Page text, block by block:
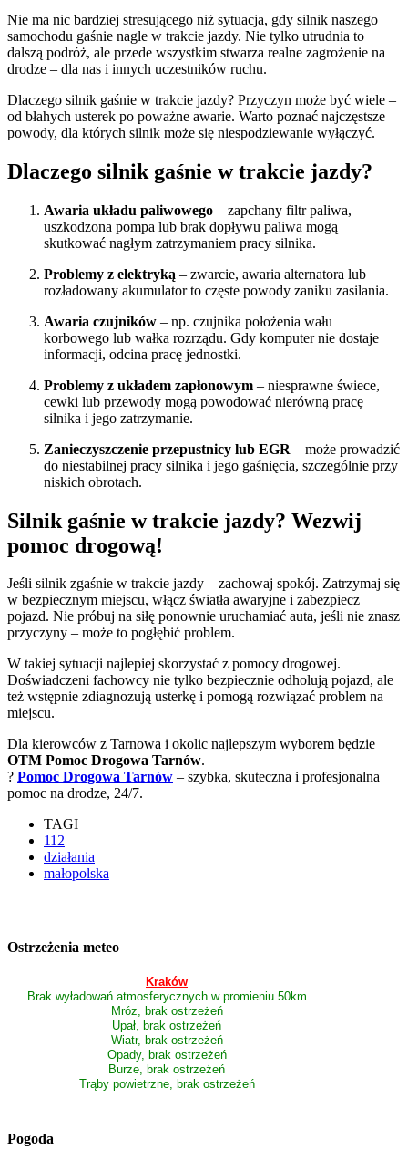
Nie ma nic bardziej stresującego niż sytuacja, gdy silnik naszego
samochodu gaśnie nagle w trakcie jazdy. Nie tylko utrudnia to
dalszą podróż, ale przede wszystkim stwarza realne zagrożenie na
drodze – dla nas i innych uczestników ruchu.
Dlaczego silnik gaśnie w trakcie jazdy? Przyczyn może być wiele –
od błahych usterek po poważne awarie. Warto poznać najczęstsze
powody, dla których silnik może się niespodziewanie wyłączyć.
Dlaczego silnik gaśnie w trakcie jazdy?
Awaria układu paliwowego – zapchany filtr paliwa,
uszkodzona pompa lub brak dopływu paliwa mogą
skutkować nagłym zatrzymaniem pracy silnika.
Problemy z elektryką – zwarcie, awaria alternatora lub
rozładowany akumulator to częste powody zaniku zasilania.
Awaria czujników – np. czujnika położenia wału
korbowego lub wałka rozrządu. Gdy komputer nie dostaje
informacji, odcina pracę jednostki.
Problemy z układem zapłonowym – niesprawne świece,
cewki lub przewody mogą powodować nierówną pracę
silnika i jego zatrzymanie.
Zanieczyszczenie przepustnicy lub EGR – może prowadzić
do niestabilnej pracy silnika i jego gaśnięcia, szczególnie przy
niskich obrotach.
Silnik gaśnie w trakcie jazdy? Wezwij
pomoc drogową!
Jeśli silnik zgaśnie w trakcie jazdy – zachowaj spokój. Zatrzymaj się
w bezpiecznym miejscu, włącz światła awaryjne i zabezpiecz
pojazd. Nie próbuj na siłę ponownie uruchamiać auta, jeśli nie znasz
przyczyny – może to pogłębić problem.
W takiej sytuacji najlepiej skorzystać z pomocy drogowej.
Doświadczeni fachowcy nie tylko bezpiecznie odholują pojazd, ale
też wstępnie zdiagnozują usterkę i pomogą rozwiązać problem na
miejscu.
Dla kierowców z Tarnowa i okolic najlepszym wyborem będzie
OTM Pomoc Drogowa Tarnów.
? Pomoc Drogowa Tarnów – szybka, skuteczna i profesjonalna
pomoc na drodze, 24/7.
TAGI
112
działania
małopolska
Ostrzeżenia meteo
Kraków
Brak wyładowań atmosferycznych w promieniu 50km
Mróz, brak ostrzeżeń
Upał, brak ostrzeżeń
Wiatr, brak ostrzeżeń
Opady, brak ostrzeżeń
Burze, brak ostrzeżeń
Trąby powietrzne, brak ostrzeżeń
Pogoda